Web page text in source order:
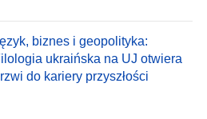
biznes i geopolityka:
ukraińska na UJ otwiera
do kariery przyszłości